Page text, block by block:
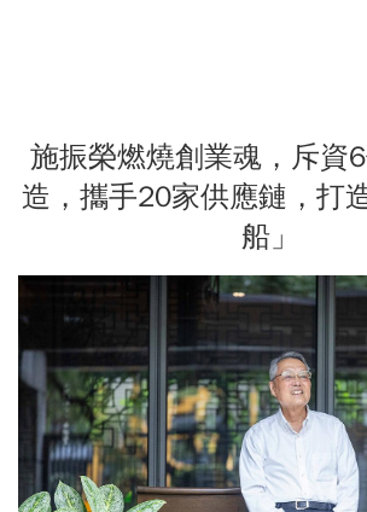
施振榮燃燒創業魂，斥資
造，攜手20家供應鏈，打
船」